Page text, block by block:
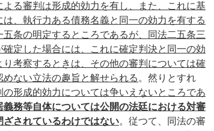
よる審判は形成的効力を有し、また、これに基
、執行力ある債務名義と同一の効力を有する
五条の明定するところであるが、同法二五条三
定した場合には、これに確定判決と同一の効
考察するときは、その他の審判については確
ない立法の趣旨と解せられる 。然りとすれ
形成的効力については争いえないところであ
義務等自体については公開の法廷における対審
されているわけではない。従つて、同法の審